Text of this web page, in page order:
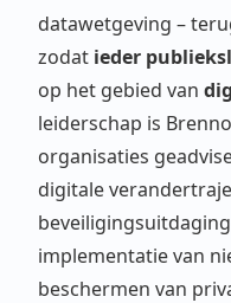
datawetgeving –
zodat ieder
op het gebied van
leiderschap is
organisaties
digitale
implementatie van
beschermen van